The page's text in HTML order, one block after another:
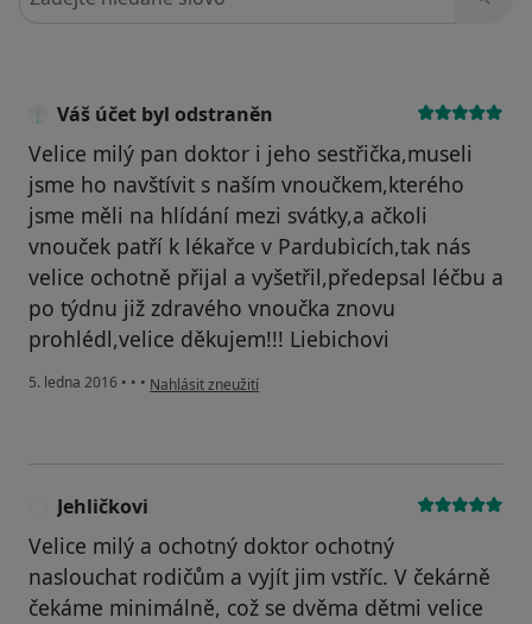
Váš účet byl odstraněn
Velice milý pan doktor i jeho sestřička,museli
jsme ho navštívit s naším vnoučkem,kterého
jsme měli na hlídání mezi svátky,a ačkoli
vnouček patří k lékařce v Pardubicích,tak nás
velice ochotně přijal a vyšetřil,předepsal léčbu a
po týdnu již zdravého vnoučka znovu
prohlédl,velice děkujem!!! Liebichovi
5. ledna 2016 • • • podle názoru uživatele Váš účet byl odstraněn
Nahlásit zneužití
Jehličkovi
Velice milý a ochotný doktor ochotný
naslouchat rodičům a vyjít jim vstříc. V čekárně
čekáme minimálně, což se dvěma dětmi velice